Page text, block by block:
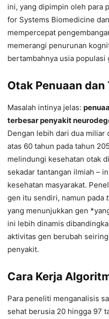
ini, yang dipimpin oleh para
for Systems Biomedicine
mempercepat
memerangi penurunan
bertambahnya usia populasi
Otak Penuaan
Masalah intinya jelas:
terbesar penyakit
Dengan lebih dari dua
atas 60 tahun pada tahun
melindungi kesehatan otak
sekadar tantangan ilmiah –
kesehatan masyarakat.
gen itu sendiri, namun pada
yang menunjukkan gen
ini lebih dinamis
aktivitas gen berubah
penyakit.
Cara Kerja
Para peneliti menganalisis
sehat berusia 20 hingga 97